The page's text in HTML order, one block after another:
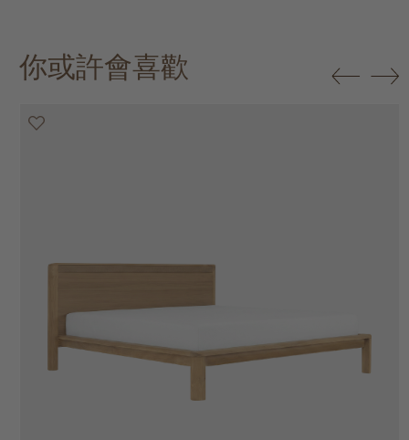
你或許會喜歡